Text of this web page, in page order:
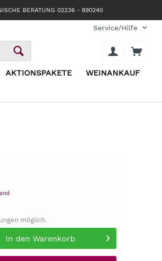
BERATUNG 02236 - 890240
Service/Hilfe
AKTIONSPAKETE WEINANKAUF
möglich.
In den Warenkorb